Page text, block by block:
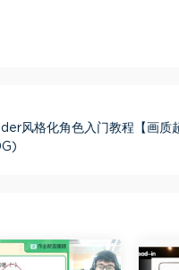
风格化角色入门教程【画质